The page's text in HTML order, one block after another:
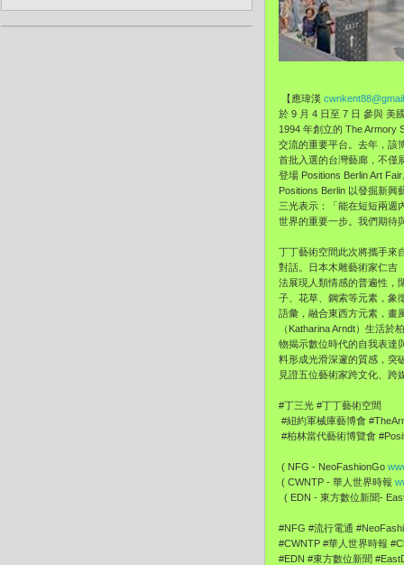
【應瑋漢
於 9 月 4 日至 7 日 參與 美
1994 年創立的 The Armory
交流的重要平台。去年，該
首批入選的台灣藝廊，不僅
登場 Positions Berlin Art
Positions Berlin 以發掘新
三光表示：「能在短短兩週
世界的重要一步。我們期待
丁丁藝術空間此次將攜手來
對話。日本木雕藝術家仁吉
法展現人類情感的普遍性，
子、花草、鋼索等元素，象
語彙，融合東西方元素，畫
（Katharina Arndt）生活
物揭示數位時代的自我表達
料形成光滑深邃的質感，突
見證五位藝術家跨文化、跨
#丁三光 #丁丁藝術空間
#紐約軍械庫藝博會
#柏林當代藝術博覽會
( NFG - NeoFashionGo
( CWNTP - 華人世界時報
( EDN - 東方數位新聞-
#NFG #流行電通
#CWNTP #華人世界時報
#EDN #東方數位新聞